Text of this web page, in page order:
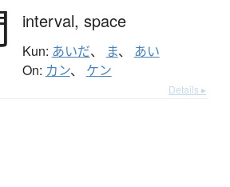
interval, space
Kun: あいだ、 ま、 あい
On: カン、 ケン
Details ▸